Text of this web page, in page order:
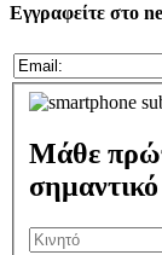
Εγγραφείτε στο
Μάθε